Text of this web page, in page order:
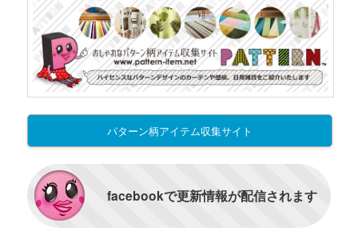
パターン柄アイテム収集サイト
facebookで更新情報が配信されます